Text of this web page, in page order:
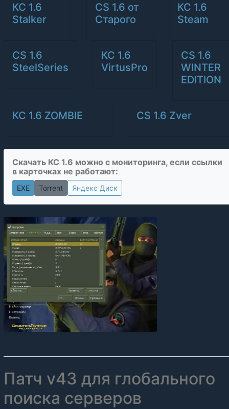
КС 1.6
Stalker
CS 1.6 от
Старого
КС 1.6
Steam
CS 1.6
SteelSeries
КС 1.6
VirtusPro
CS 1.6
WINTER
EDITION
КС 1.6 ZOMBIE CS 1.6 Zver
Скачать КС 1.6 можно с мониторинга, если ссылки
в карточках не работают:
EXE Torrent Яндекс Диск
Патч v43 для глобального
поиска серверов